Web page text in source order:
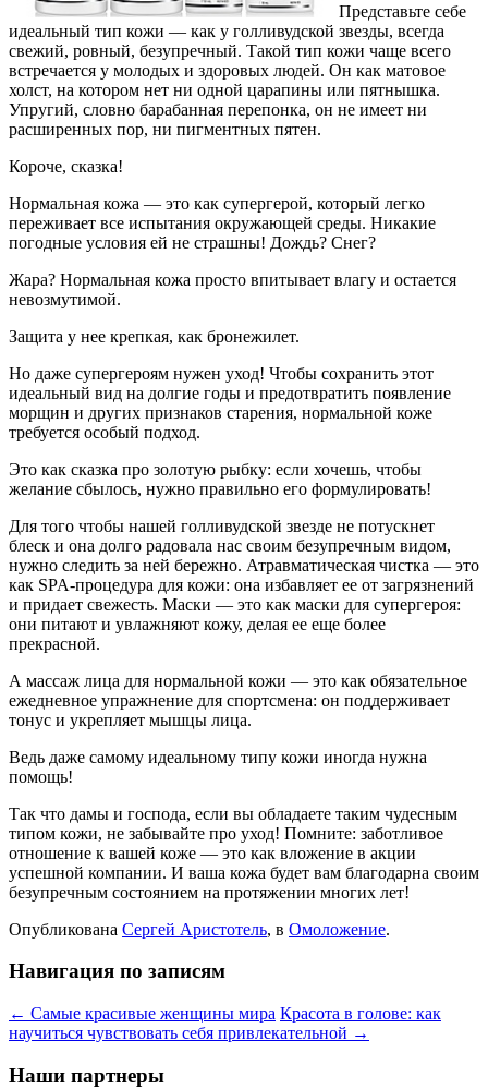
Представьте себе
идеальный тип кожи — как у голливудской звезды, всегда
свежий, ровный, безупречный. Такой тип кожи чаще всего
встречается у молодых и здоровых людей. Он как матовое
холст, на котором нет ни одной царапины или пятнышка.
Упругий, словно барабанная перепонка, он не имеет ни
расширенных пор, ни пигментных пятен.
Короче, сказка!
Нормальная кожа — это как супергерой, который легко
переживает все испытания окружающей среды. Никакие
погодные условия ей не страшны! Дождь? Снег?
Жара? Нормальная кожа просто впитывает влагу и остается
невозмутимой.
Защита у нее крепкая, как бронежилет.
Но даже супергероям нужен уход! Чтобы сохранить этот
идеальный вид на долгие годы и предотвратить появление
морщин и других признаков старения, нормальной коже
требуется особый подход.
Это как сказка про золотую рыбку: если хочешь, чтобы
желание сбылось, нужно правильно его формулировать!
Для того чтобы нашей голливудской звезде не потускнет
блеск и она долго радовала нас своим безупречным видом,
нужно следить за ней бережно. Атравматическая чистка — это
как SPA-процедура для кожи: она избавляет ее от загрязнений
и придает свежесть. Маски — это как маски для супергероя:
они питают и увлажняют кожу, делая ее еще более
прекрасной.
А массаж лица для нормальной кожи — это как обязательное
ежедневное упражнение для спортсмена: он поддерживает
тонус и укрепляет мышцы лица.
Ведь даже самому идеальному типу кожи иногда нужна
помощь!
Так что дамы и господа, если вы обладаете таким чудесным
типом кожи, не забывайте про уход! Помните: заботливое
отношение к вашей коже — это как вложение в акции
успешной компании. И ваша кожа будет вам благодарна своим
безупречным состоянием на протяжении многих лет!
Опубликована Сергей Аристотель, в Омоложение.
Навигация по записям
← Самые красивые женщины мира Красота в голове: как
научиться чувствовать себя привлекательной →
Наши партнеры